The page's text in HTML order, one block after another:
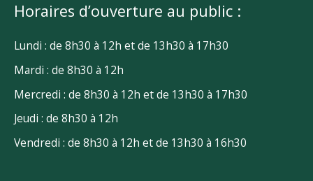
Horaires d’ouverture au public :
Lundi : de 8h30 à 12h et de 13h30 à 17h30
Mardi : de 8h30 à 12h
Mercredi : de 8h30 à 12h et de 13h30 à 17h30
Jeudi : de 8h30 à 12h
Vendredi : de 8h30 à 12h et de 13h30 à 16h30